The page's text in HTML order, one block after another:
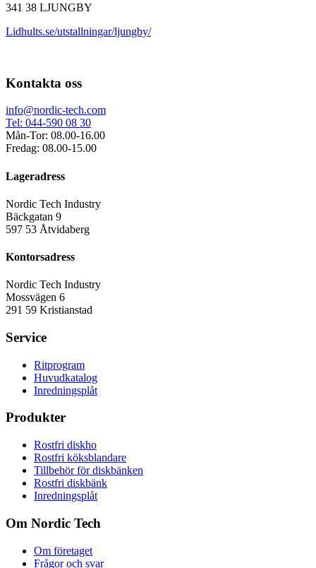
341 38 LJUNGBY
Lidhults.se/utstallningar/ljungby/
Kontakta oss
info@nordic-tech.com
Tel: 044-590 08 30
Mån-Tor: 08.00-16.00
Fredag: 08.00-15.00
Lageradress
Nordic Tech Industry
Bäckgatan 9
597 53 Åtvidaberg
Kontorsadress
Nordic Tech Industry
Mossvägen 6
291 59 Kristianstad
Service
Ritprogram
Huvudkatalog
Inredningsplåt
Produkter
Rostfri diskho
Rostfri köksblandare
Tillbehör för diskbänken
Rostfri diskbänk
Inredningsplåt
Om Nordic Tech
Om företaget
Frågor och svar